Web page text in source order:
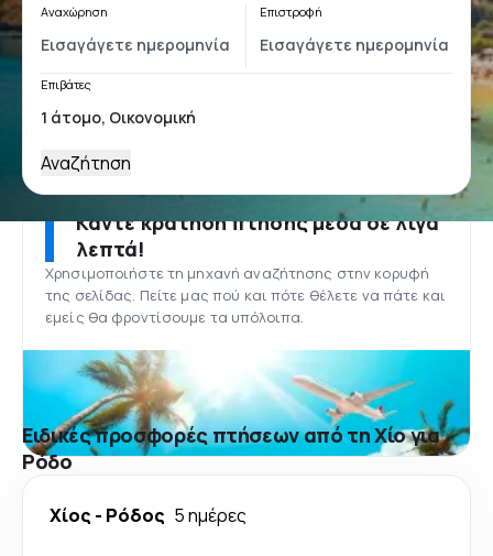
Αναχώρηση Επιστροφή
Επιβάτες
Αναζήτηση
Κάντε κράτηση πτήσης μέσα σε λίγα
λεπτά!
Χρησιμοποιήστε τη μηχανή αναζήτησης στην κορυφή
της σελίδας. Πείτε μας πού και πότε θέλετε να πάτε και
εμείς θα φροντίσουμε τα υπόλοιπα.
Ειδικές προσφορές πτήσεων από τη Χίο για
Ρόδο
Χίος - Ρόδος 5 ημέρες